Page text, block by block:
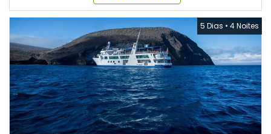
5 Dias • 4 Noites